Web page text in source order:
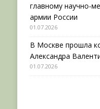
главному научно-
армии России
01.07.2026
В Москве прошла
Александра
01.07.2026